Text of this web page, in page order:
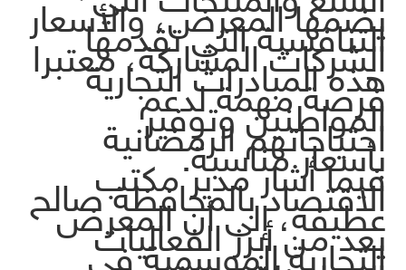
يضمها المعرض، والأسعار
التنافسية التي تقدمها
الشركات المشاركة، معتبرا
هذه المبادرات التجارية
فرصة مهمة لدعم
المواطنين وتوفير
احتياجاتهم الرمضانية
بأسعار مناسبة.
فيما أشار مدير مكتب
الاقتصاد بالمحافظة صالح
عطيفه، إلى أن المعرض
يعد من أبرز الفعاليات
التجارية الموسمية في